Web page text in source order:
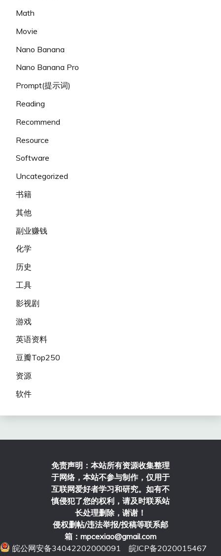
Math
Movie
Nano Banana
Nano Banana Pro
Prompt(提示词)
Reading
Recommend
Resource
Software
Uncategorized
书籍
其他
副业赚钱
化学
历史
工具
影视剧
游戏
英语资料
豆瓣Top250
资源
软件
免责声明：本站所有资源收集整理
于网络，本站不参与制作，仅用于
互联网爱好者学习和研究。如有不
慎侵犯了您的权利，请及时联系站
长处理删除，谢谢！
侵权删帖/违法举报/投稿等联系邮
箱：mpcexiao@gmail.com
皖公网安备34042202000091
皖ICP备2020015467